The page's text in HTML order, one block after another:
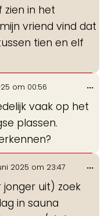
in het
vriend vind dat
tien en elf
om 00:56
vaak op het
plassen.
...
2025 om 23:47
jonger uit) zoek
in sauna
...